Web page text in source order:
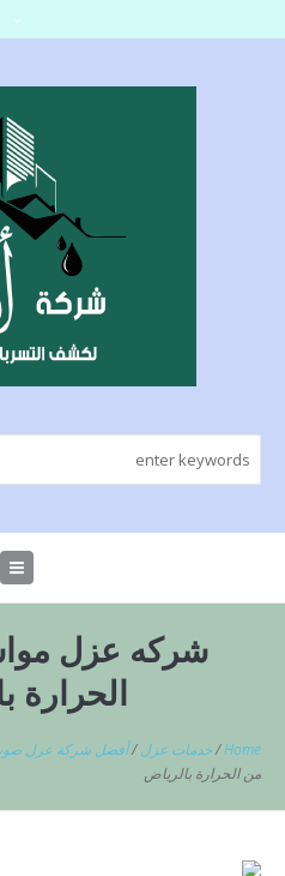
شركه عزل
الحرارة
Home
/خدمات عزل /أفضل شركة عزل
من الحرارة بالرياض